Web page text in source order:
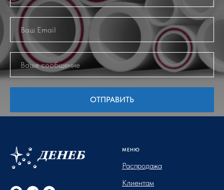
ОТПРАВИТЬ
МЕНЮ
Распродажа
Клиентам